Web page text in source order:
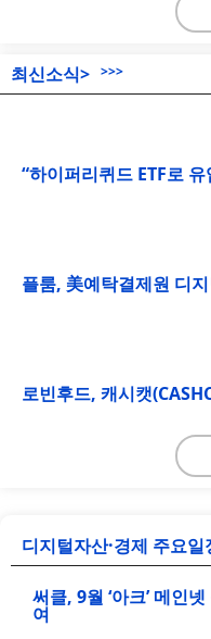
최신소식> >>>
“하이퍼리퀴드 ETF로
플룸, 美예탁결제원 디
로빈후드, 캐시캣
디지털자산·경제 주요일
써클, 9월 ‘아크’ 메인
여